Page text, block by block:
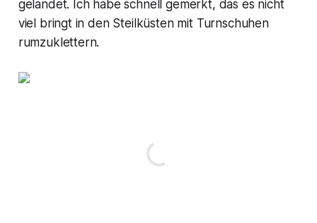
gelandet. Ich habe schnell gemerkt, das es nicht
viel bringt in den Steilküsten mit Turnschuhen
rumzuklettern.